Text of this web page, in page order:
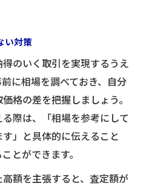
い対策
のいく取引を実現するうえ
に相場を調べておき、自分
格の差を把握しましょう。
際は、「相場を参考にして
」と具体的に伝えること
とができます。
額を主張すると、査定額が